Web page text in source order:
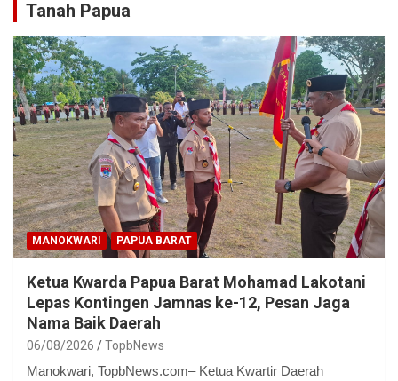
Tanah Papua
MANOKWARI PAPUA BARAT
Ketua Kwarda Papua Barat Mohamad Lakotani
Lepas Kontingen Jamnas ke-12, Pesan Jaga
Nama Baik Daerah
06/08/2026 TopbNews
Manokwari, TopbNews.com– Ketua Kwartir Daerah